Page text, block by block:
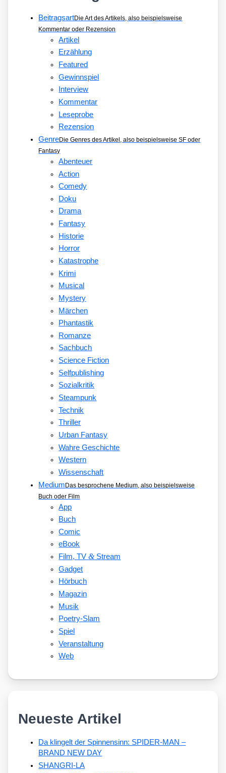
BeitragsartDie Art des Artikels, also beispielsweise
Kommentar oder Rezension
Artikel
Erzählung
Featured
Gewinnspiel
Interview
Kommentar
Leseprobe
Rezension
GenreDie Genres des Artikel, also beispielsweise SF oder
Fantasy
Abenteuer
Action
Comedy
Doku
Drama
Fantasy
Historie
Horror
Katastrophe
Krimi
Musical
Mystery
Märchen
Phantastik
Romanze
Sachbuch
Science Fiction
Selfpublishing
Sozialkritik
Steampunk
Technik
Thriller
Urban Fantasy
Wahre Geschichte
Western
Wissenschaft
MediumDas besprochene Medium, also beispielsweise
Buch oder Film
App
Buch
Comic
eBook
Film, TV&Stream
Gadget
Hörbuch
Magazin
Musik
Poetry-Slam
Spiel
Veranstaltung
Web
Neueste Artikel
Da klingelt der Spinnensinn: SPIDER-MAN –
BRAND NEW DAY
SHANGRI-LA